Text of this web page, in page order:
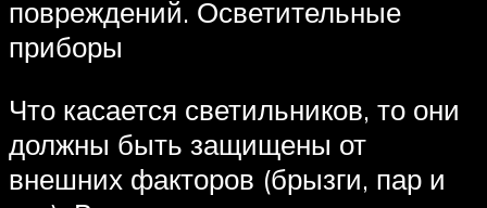
повреждений. Осветительные
приборы
Что касается светильников, то они
должны быть защищены от
внешних факторов (брызги, пар и